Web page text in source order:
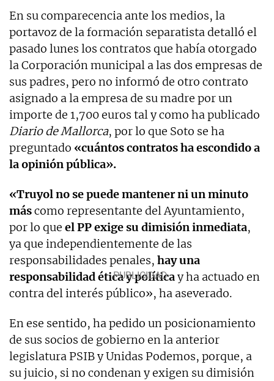
En su comparecencia ante los medios, la
portavoz de la formación separatista detalló el
pasado lunes los contratos que había otorgado
la Corporación municipal a las dos empresas de
sus padres, pero no informó de otro contrato
asignado a la empresa de su madre por un
importe de 1,700 euros tal y como ha publicado
Diario de Mallorca, por lo que Soto se ha
preguntado «cuántos contratos ha escondido a
la opinión pública».
«Truyol no se puede mantener ni un minuto
máscomo representante del Ayuntamiento,
por lo que el PP exige su dimisión inmediata,
ya que independientemente de las
responsabilidades penales, hay una
responsabilidad ética y políticay ha actuado en
contra del interés público», ha aseverado.
En ese sentido, ha pedido un posicionamiento
de sus socios de gobierno en la anterior
legislatura PSIB y Unidas Podemos, porque, a
su juicio, si no condenan y exigen su dimisión